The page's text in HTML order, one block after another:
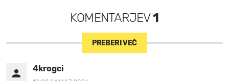
KOMENTARJEV1
PREBERI VEČ
4krogci